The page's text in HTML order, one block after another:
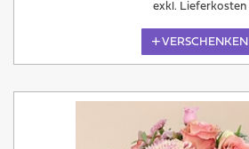
exkl. Lieferkosten
VERSCHENKEN